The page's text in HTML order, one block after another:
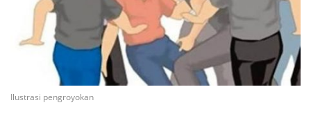
Ilustrasi pengroyokan